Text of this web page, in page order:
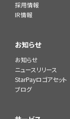
採用情報
IR情報
お知らせ
お知らせ
ニュースリリース
StarPayロゴアセット
ブログ